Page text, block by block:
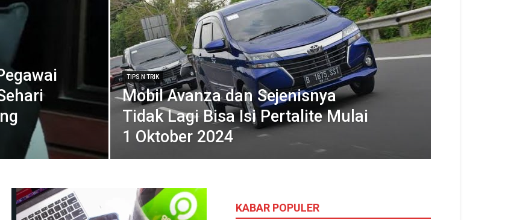
TIPS N TRIK
Mobil Avanza dan Sejenisnya
Tidak Lagi Bisa Isi Pertalite Mulai
1 Oktober 2024
KABAR POPULER